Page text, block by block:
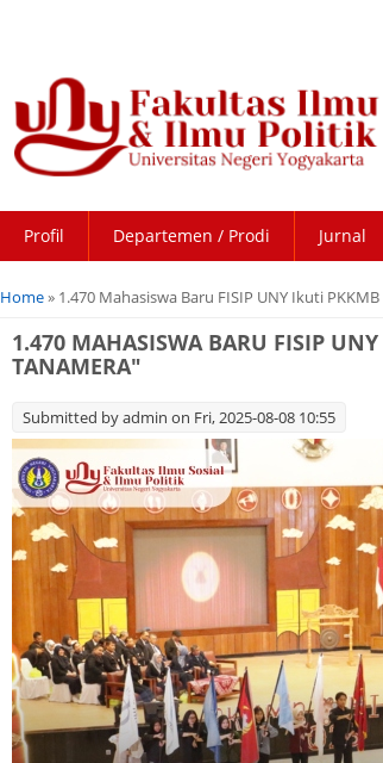
Profil Departemen / Prodi Jurnal
You are here
Home» 1.470 Mahasiswa Baru FISIP UNY Ikuti
1.470 MAHASISWA BARU FISIP
TANAMERA"
Submitted byadmin on Fri, 2025-08-08 10:55